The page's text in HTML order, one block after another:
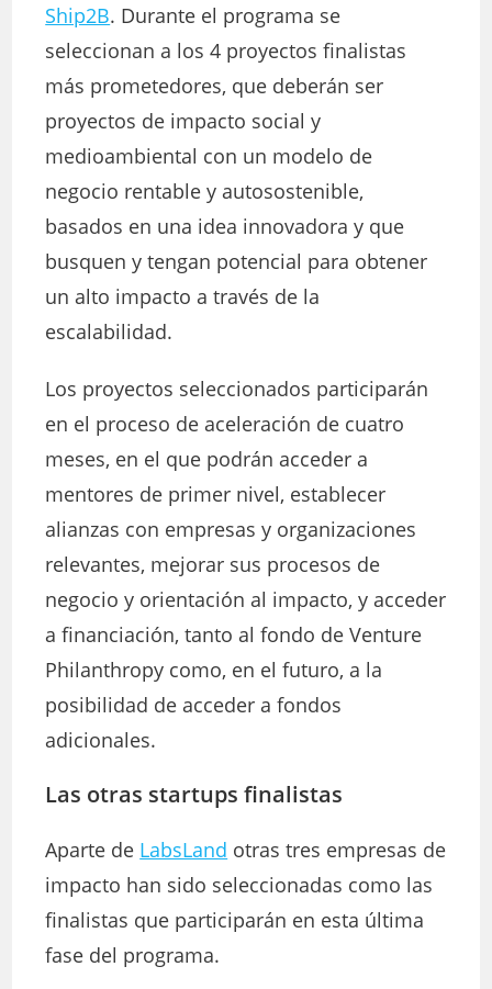
Ship2B. Durante el programa se
seleccionan a los 4 proyectos finalistas
más prometedores, que deberán ser
proyectos de impacto social y
medioambiental con un modelo de
negocio rentable y autosostenible,
basados en una idea innovadora y que
busquen y tengan potencial para obtener
un alto impacto a través de la
escalabilidad.
Los proyectos seleccionados participarán
en el proceso de aceleración de cuatro
meses, en el que podrán acceder a
mentores de primer nivel, establecer
alianzas con empresas y organizaciones
relevantes, mejorar sus procesos de
negocio y orientación al impacto, y acceder
a financiación, tanto al fondo de Venture
Philanthropy como, en el futuro, a la
posibilidad de acceder a fondos
adicionales.
Las otras startups finalistas
Aparte de LabsLand otras tres empresas de
impacto han sido seleccionadas como las
finalistas que participarán en esta última
fase del programa.